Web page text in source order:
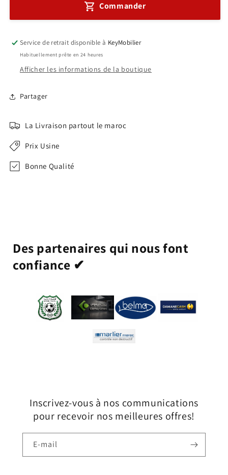
Mesh
4
Pieds
A0033
Tissu
Mesh
4
Pieds
A0033
Commander
Service de retrait disponible à KeyMobilier
Habituellement prête en 24 heures
Afficher les informations de la boutique
Partager
La Livraison partout le maroc
Prix Usine
Bonne Qualité
Des partenaires qui nous font
confiance ✔
Inscrivez-vous à nos communications
pour recevoir nos meilleures offres!
E-mail